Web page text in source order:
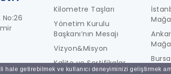
hale getirebilmek ve kullanıcı deneyiminizi geliştirmek
Kilometre Taşları
Yönetim Kurulu
Başkanı’nın Mesajı
Vizyon&Misyon
Kalite ve Sertifikalar